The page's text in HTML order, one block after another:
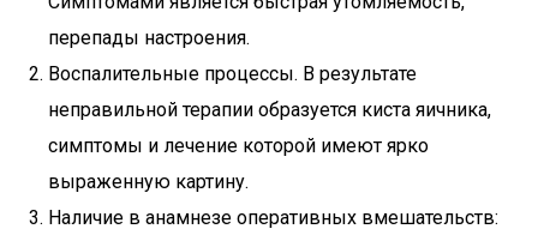
перепады настроения.
Воспалительные процессы. В результате
неправильной терапии образуется киста яичника,
симптомы и лечение которой имеют ярко
выраженную картину.
Наличие в анамнезе оперативных вмешательств: